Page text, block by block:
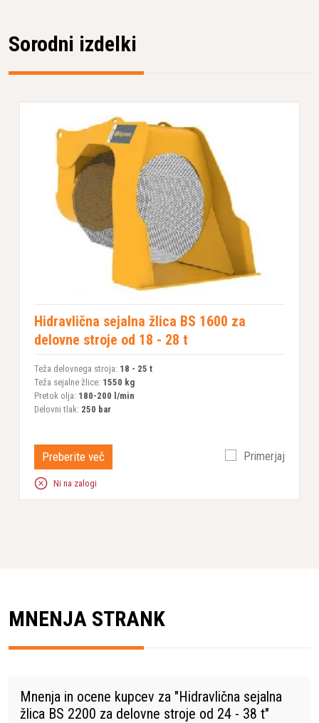
Sorodni izdelki
Hidravlična sejalna žlica BS 1600 za
delovne stroje od 18 - 28 t
Teža delovnega stroja: 18 - 25 t
Teža sejalne žlice: 1550 kg
Pretok olja: 180-200 l/min
Delovni tlak: 250 bar
Preberite več Primerjaj
Ni na zalogi
MNENJA STRANK
Mnenja in ocene kupcev za "Hidravlična sejalna
žlica BS 2200 za delovne stroje od 24 - 38 t"